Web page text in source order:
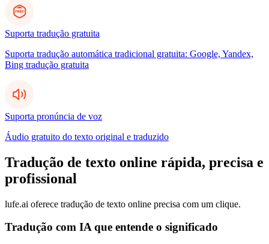
Suporta tradução gratuita
Suporta tradução automática tradicional gratuita: Google, Yandex,
Bing tradução gratuita
Suporta pronúncia de voz
Áudio gratuito do texto original e traduzido
Tradução de texto online rápida, precisa e
profissional
lufe.ai oferece tradução de texto online precisa com um clique.
Tradução com IA que entende o significado